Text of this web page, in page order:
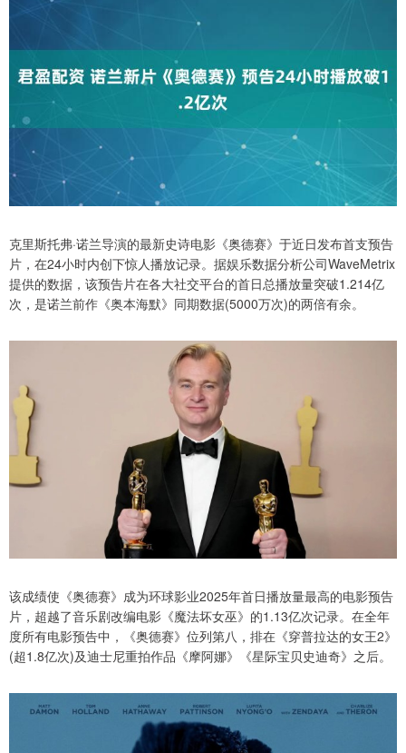
克里斯托弗·诺兰导演的最新史诗电影《奥德赛》于近日发布首支预告
片，在24小时内创下惊人播放记录。据娱乐数据分析公司WaveMetrix
提供的数据，该预告片在各大社交平台的首日总播放量突破1.214亿
次，是诺兰前作《奥本海默》同期数据(5000万次)的两倍有余。
该成绩使《奥德赛》成为环球影业2025年首日播放量最高的电影预告
片，超越了音乐剧改编电影《魔法坏女巫》的1.13亿次记录。在全年
度所有电影预告中，《奥德赛》位列第八，排在《穿普拉达的女王2》
(超1.8亿次)及迪士尼重拍作品《摩阿娜》《星际宝贝史迪奇》之后。